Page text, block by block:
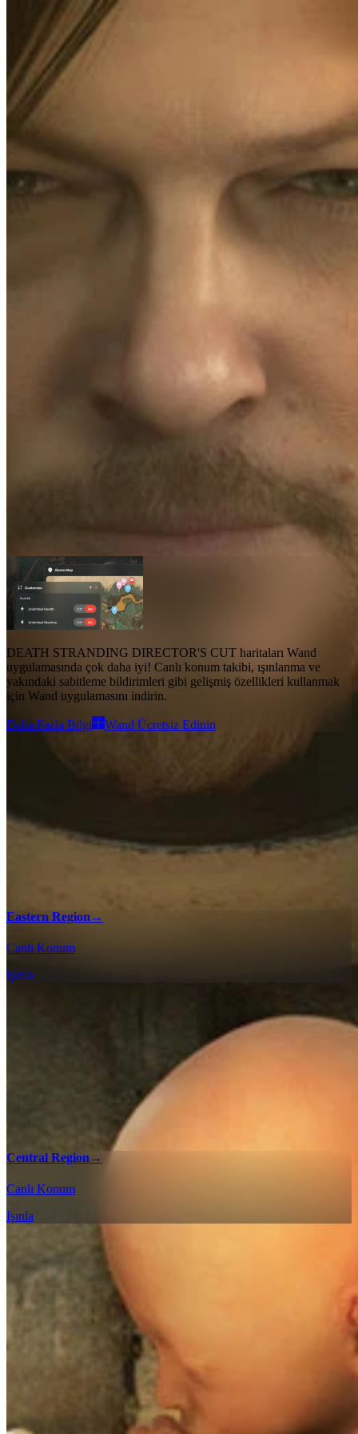
Nasıl Çalışır?
Hesabım İndir
DEATH STRANDING DIRECTOR'S
DEATH STRANDING DIRECTOR'S CUT haritaları Wand
uygulamasında çok daha iyi! Canlı konum takibi, ışınlanma ve
yakındaki sabitleme bildirimleri gibi gelişmiş özellikleri kullanmak
için Wand uygulamasını indirin.
Daha Fazla Bilgi Wand Ücretsiz Edinin
Eastern Region →
Canlı Konum
Işınla
Central Region →
Canlı Konum
Işınla
%100 Kontrol Listeleri
Etkileşimli harita kontrol listemiz ile DEATH STRANDING
DIRECTOR'S CUT oyunundaki her koleksiyonu ve karşılaşmayı
bulun ve tüm bölgelerde %100 tamamlama elde edin.
Eastern Region - %100 Kontrol Listesi